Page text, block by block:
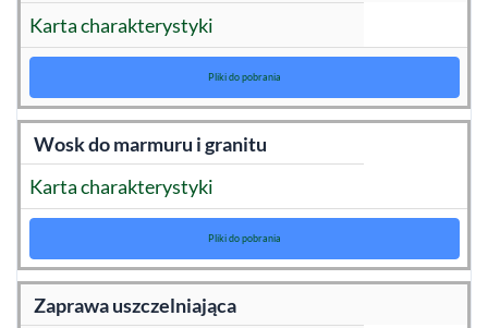
Karta charakterystyki
Pliki do pobrania
Wosk do marmuru i granitu
Karta charakterystyki
Pliki do pobrania
Zaprawa uszczelniająca